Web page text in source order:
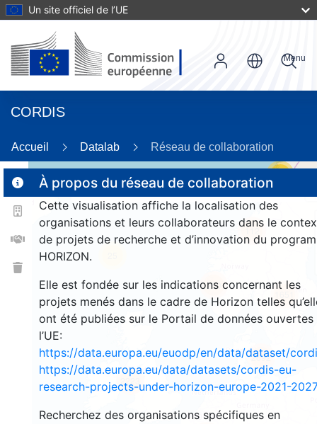
Un site officiel de l’UE
CORDIS
Menu
Accueil Datalab Réseau de collaboration
À propos du réseau de collaboration
Cette visualisation affiche la localisation des
organisations et leurs collaborateurs dans le
de projets de recherche et d’innovation du
HORIZON.
Elle est fondée sur les indications concernant les
projets menés dans le cadre de Horizon telles
ont été publiées sur le Portail de données ouvertes
l’UE:
https://data.europa.eu/euodp/en/data/dataset/
https://data.europa.eu/data/datasets/cordis-eu-
research-projects-under-horizon-europe-2021-2027
Recherchez des organisations spécifiques en
2223
112
250
2692